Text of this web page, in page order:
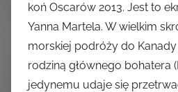
koń Oscarów 2013. Jest to
Yanna Martela. W wielkim
morskiej podróży do Kanady
rodziną głównego bohatera
jedynemu udaje się